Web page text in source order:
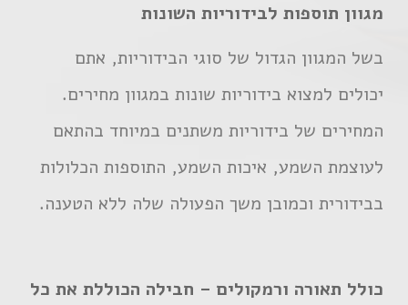
מגוון תוספות לבידוריות השונות
בשל המגוון הגדול של סוגי הבידוריות, אתם
יכולים למצוא בידוריות שונות במגוון מחירים.
המחירים של בידוריות משתנים במיוחד בהתאם
לעוצמת השמע, איכות השמע, התוספות הכלולות
בבידורית וכמובן משך הפעולה שלה ללא הטענה.
כולל תאורה ורמקולים – חבילה הכוללת את כל